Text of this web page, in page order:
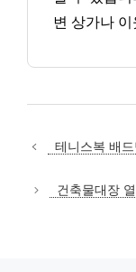
변 상가나
테니스복 배
건축물대장